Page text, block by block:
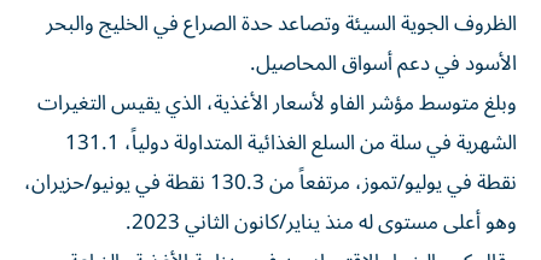
الظروف الجوية السيئة وتصاعد حدة الصراع في الخليج والبحر
الأسود في ​دعم أسواق المحاصيل.
⁠وبلغ متوسط مؤشر الفاو لأسعار الأغذية، الذي يقيس ‌التغيرات
الشهرية في سلة من السلع ‌الغذائية المتداولة دولياً، 131.1
نقطة في يوليو/تموز، مرتفعاً من 130.3 نقطة في يونيو/حزيران،
وهو أعلى مستوى له منذ يناير/كانون الثاني 2023.